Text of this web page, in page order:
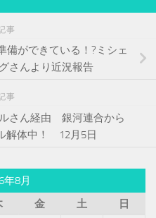
事
備ができている！?ミシェ
さんより近況報告
事
さん経由 銀河連合から
解体中！ 12月5日
年8月
金 土
日